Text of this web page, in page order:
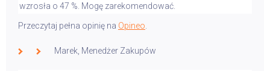
wzrosła o 47 %. Mogę zarekomendować.
Przeczytaj pełna opinię na Opineo
Marek, Menedżer Zakupów